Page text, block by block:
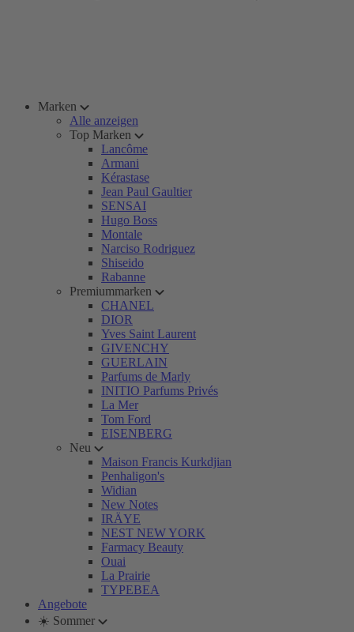
Marken
Alle anzeigen
Top Marken
Lancôme
Armani
Kérastase
Jean Paul Gaultier
SENSAI
Hugo Boss
Montale
Narciso Rodriguez
Shiseido
Rabanne
Premiummarken
CHANEL
DIOR
Yves Saint Laurent
GIVENCHY
GUERLAIN
Parfums de Marly
INITIO Parfums Privés
La Mer
Tom Ford
EISENBERG
Neu
Maison Francis Kurkdjian
Penhaligon's
Widian
New Notes
IRÄYE
NEST NEW YORK
Farmacy Beauty
Ouai
La Prairie
TYPEBEA
Angebote
☀️ Sommer